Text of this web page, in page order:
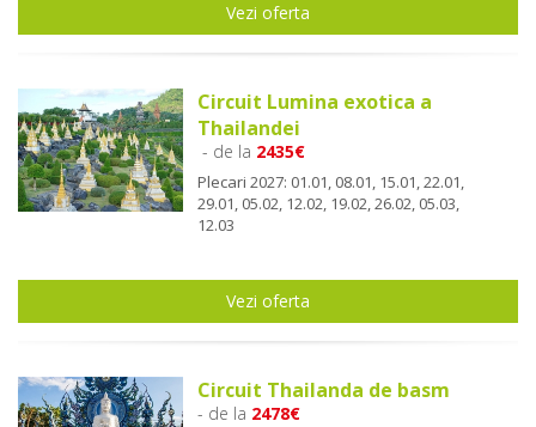
Vezi oferta
Circuit Lumina exotica a
Thailandei
- de la 2435€
Plecari 2027: 01.01, 08.01, 15.01, 22.01,
29.01, 05.02, 12.02, 19.02, 26.02, 05.03,
12.03
Vezi oferta
Circuit Thailanda de basm
- de la 2478€